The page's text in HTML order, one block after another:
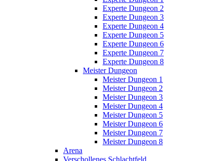
Experte Dungeon 2
Experte Dungeon 3
Experte Dungeon 4
Experte Dungeon 5
Experte Dungeon 6
Experte Dungeon 7
Experte Dungeon 8
Meister Dungeon
Meister Dungeon 1
Meister Dungeon 2
Meister Dungeon 3
Meister Dungeon 4
Meister Dungeon 5
Meister Dungeon 6
Meister Dungeon 7
Meister Dungeon 8
Arena